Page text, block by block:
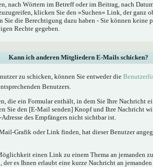
nach Wörtern im Betreff oder im Beitrag, nach
klicken Sie den »Suchen« Link, der ganz
Sie die Berechtigung dazu haben - Sie können keine
Rechte gegeben.
Kann ich anderen Mitgliedern E-Mails schicken?
zu schicken, können Sie entweder die
Benutzers.
die ein Formular enthält, in dem Sie Ihre Nachricht
Sie den [E-Mail senden] Knopf und Ihre Nachricht
des Empfängers nicht sichtbar ist.
Grafik oder Link finden, hat dieser Benutzer
einen Link zu einem Thema an jemanden
der es Ihnen erlaubt eine kurze Nachricht an